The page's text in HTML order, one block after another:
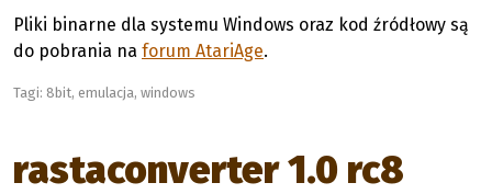
Pliki binarne dla systemu Windows oraz kod źródłowy są
do pobrania na forum AtariAge.
Tagi: 8bit, emulacja, windows
rastaconverter 1.0 rc8